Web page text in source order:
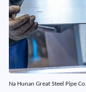
Na Hunan Great Steel Pipe